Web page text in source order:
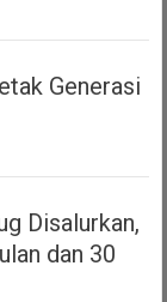
Generasi
Disalurkan,
dan 30